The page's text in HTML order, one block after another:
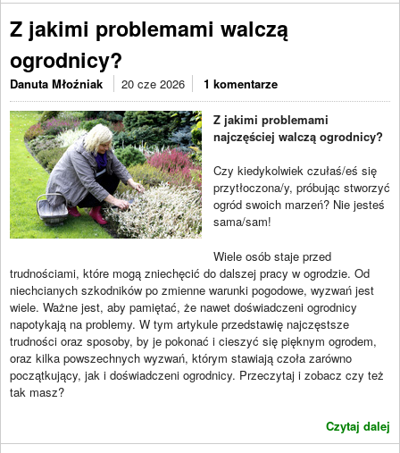
Z jakimi problemami walczą
ogrodnicy?
Danuta Młoźniak 20 cze 2026 1 komentarze
Z jakimi problemami
najczęściej walczą ogrodnicy?
Czy kiedykolwiek czułaś/eś się
przytłoczona/y, próbując stworzyć
ogród swoich marzeń? Nie jesteś
sama/sam!
Wiele osób staje przed
trudnościami, które mogą zniechęcić do dalszej pracy w ogrodzie. Od
niechcianych szkodników po zmienne warunki pogodowe, wyzwań jest
wiele. Ważne jest, aby pamiętać, że nawet doświadczeni ogrodnicy
napotykają na problemy. W tym artykule przedstawię najczęstsze
trudności oraz sposoby, by je pokonać i cieszyć się pięknym ogrodem,
oraz kilka powszechnych wyzwań, którym stawiają czoła zarówno
początkujący, jak i doświadczeni ogrodnicy. Przeczytaj i zobacz czy też
tak masz?
Czytaj dalej